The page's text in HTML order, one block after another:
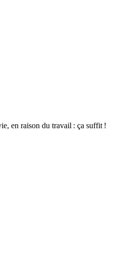
en raison du travail : ça suffit !